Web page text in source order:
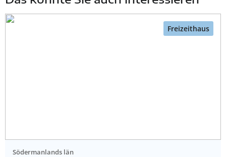
Freizeithaus
Södermanlands län